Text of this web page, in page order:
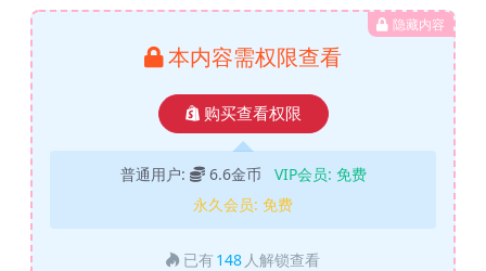
隐藏内容
本内容需权限查看
购买查看权限
普通用户: 6.6金币 VIP会员: 免费
永久会员: 免费
已有 148 人解锁查看